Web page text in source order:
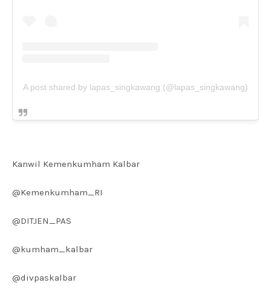
A post shared by lapas_singkawang (@lapas_singkawang)
Kanwil Kemenkumham Kalbar
@Kemenkumham_RI
@DITJEN_PAS
@kumham_kalbar
@divpaskalbar